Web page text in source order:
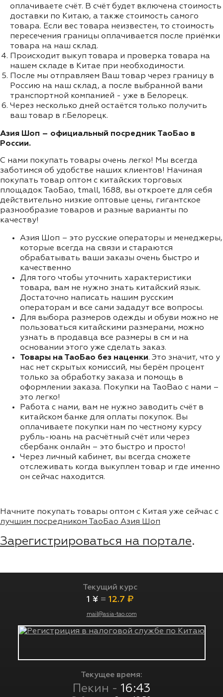
оплачиваете счёт. В счёт будет включена стоимость
доставки по Китаю, а также стоимость самого
товара. Если вес товара неизвестен, то стоимость
пересечения границы оплачивается после приёмки
товара на наш склад.
Происходит выкуп товара и проверка товара на
нашем складе в Китае при необходимости.
После мы отправляем Ваш товар через границу в
Россию на наш склад, а после выбранной вами
транспортной компанией - уже в Белорецк.
Через несколько дней остаётся только получить
ваш товар в г.Белорецк.
Азия Шоп – официальный посредник ТаоБао в
России.
С нами покупать товары очень легко! Мы всегда
заботимся об удобстве наших клиентов! Начиная
покупать товар оптом с китайских торговых
площадок ТаоБао, tmall, 1688, вы откроете для себя
действительно низкие оптовые цены, гигантское
разнообразие товаров и разные варианты по
качеству!
Азия Шоп – это русские операторы и менеджеры,
которые всегда на связи и стараются
обрабатывать ваши заказы очень быстро и
качественно
Для того чтобы уточнить характеристики
товара, вам не нужно знать китайский язык.
Достаточно написать нашим русским
операторам и все сами зададут все вопросы.
Для выбора размеров одежды и обуви можно не
пользоваться китайскими размерами, можно
узнать в продавца все размеры в см и на
основании этого уже сделать заказ.
Товары на ТаоБао без наценки. Это значит, что у
нас нет скрытых комиссий, мы берём процент
только за обработку заказа и помощь в
оформлении заказа. Покупки на TaoBao с нами –
это легко!
Работа с нами, вам не нужно заводить счёт в
китайском банке для оплаты покупок. Вы
оплачиваете покупки нам по честному курсу
рубль-юань на расчётный счёт или через
сбербанк онлайн – это быстро и просто!
Через личный кабинет, вы всегда сможете
отслеживать когда выкуплен товар и где именно
он сейчас находится.
Начните покупать товары оптом с Китая уже сейчас с
лучшим посредником ТаоБао Азия Шоп
Зарегистрироваться на портале.
Текущий курс
1 ¥ = 12.7 ₽
mail@asia-tao.com
Текущее время:
Пекин - 16:43